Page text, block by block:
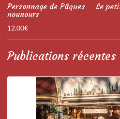
Personnage de Pâques – Le
nounours
12.00€
Publications récentes